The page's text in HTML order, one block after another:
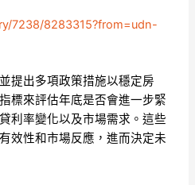
7238/8283315?from=udn-
提出多項政策措施以穩定房
標來評估年底是否會進一步緊
利率變化以及市場需求。這些
效性和市場反應，進而決定未